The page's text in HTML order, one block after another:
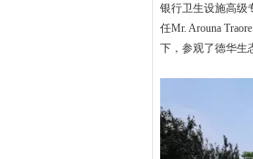
银行卫生设施高级
任Mr. Arouna
下，参观了德华生